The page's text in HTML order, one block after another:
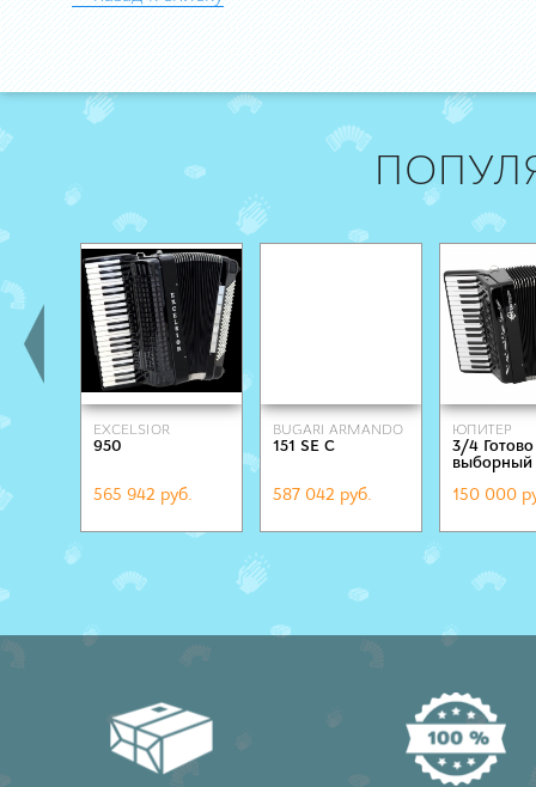
EXCELSIOR
950
565 942 руб.
BUGARI ARMANDO
151 SE C
587 042 руб.
ЮПИТЕР
3/4 Готово
выборный
150 000